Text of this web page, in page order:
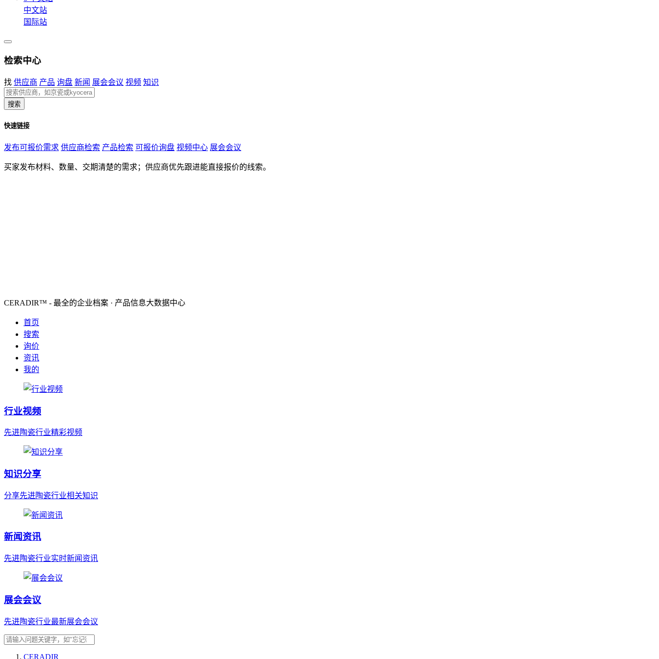
中文站
国际站
检索中心
找 供应商 产品 询盘 新闻 展会会议 视频 知识
搜索
快速链接
发布可报价需求 供应商检索 产品检索 可报价询盘 视频中心 展会会议
买家发布材料、数量、交期清楚的需求；供应商优先跟进能直接报价的线索。
CERADIR™ - 最全的企业档案 · 产品信息大数据中心
首页
搜索
询价
资讯
我的
行业视频
先进陶瓷行业精彩视频
知识分享
分享先进陶瓷行业相关知识
新闻资讯
先进陶瓷行业实时新闻资讯
展会会议
先进陶瓷行业最新展会会议
CERADIR